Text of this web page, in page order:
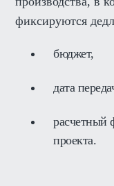
фиксируются
бюджет,
дата
расчетный
проекта.